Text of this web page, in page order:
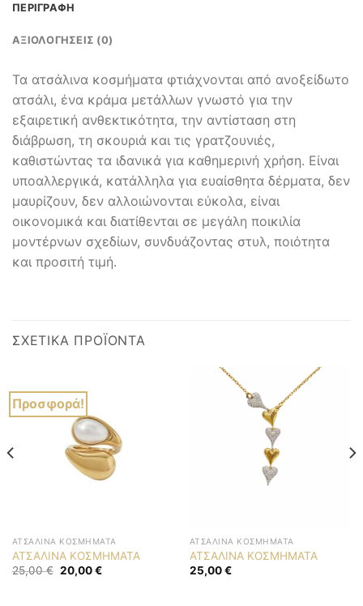
ΠΕΡΙΓΡΑΦΉ
ΑΞΙΟΛΟΓΉΣΕΙΣ (0)
Τα ατσάλινα κοσμήματα φτιάχνονται από ανοξείδωτο
ατσάλι, ένα κράμα μετάλλων γνωστό για την
εξαιρετική ανθεκτικότητα, την αντίσταση στη
διάβρωση, τη σκουριά και τις γρατζουνιές,
καθιστώντας τα ιδανικά για καθημερινή χρήση. Είναι
υποαλλεργικά, κατάλληλα για ευαίσθητα δέρματα, δεν
μαυρίζουν, δεν αλλοιώνονται εύκολα, είναι
οικονομικά και διατίθενται σε μεγάλη ποικιλία
μοντέρνων σχεδίων, συνδυάζοντας στυλ, ποιότητα
και προσιτή τιμή.
ΣΧΕΤΙΚΆ ΠΡΟΪΌΝΤΑ
Προσφορά!
ΑΤΣΆΛΙΝΑ ΚΟΣΜΉΜΑΤΑ
ΑΤΣΑΛΙΝΑ ΚΟΣΜΗΜΑΤΑ
25,00€ Original
price
20,00€Η
ΑΤΣΆΛΙΝΑ ΚΟΣΜΉΜΑΤΑ
ΑΤΣΑΛΙΝΑ ΚΟΣΜΗΜΑΤΑ
25,00€